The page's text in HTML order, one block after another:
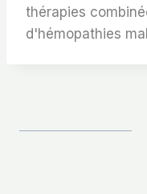
thérapies
d'hémopathies